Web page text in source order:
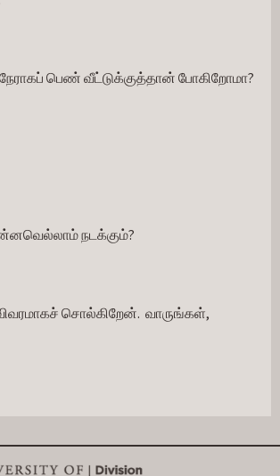
நேராகப் பெண் வீட்டுக்குத்தான் போகிறோமா?
நடக்கும்?
விவரமாகச் சொல்கிறேன்.  வாருங்கள்,